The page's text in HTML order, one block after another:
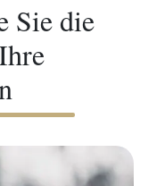
Sie die